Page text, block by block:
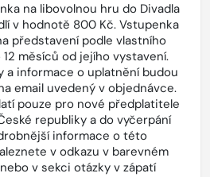
na libovolnou hru do Divadla
v hodnotě 800 Kč. Vstupenka
představení podle vlastního
měsíců od jejího vystavení.
a informace o uplatnění budou
email uvedený v objednávce.
pouze pro nové předplatitele
republiky a do vyčerpání
informace o této
v odkazu v barevném
v sekci otázky v zápatí